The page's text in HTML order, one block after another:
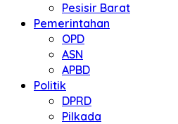
Pesisir Barat
Pemerintahan
OPD
ASN
APBD
Politik
DPRD
Pilkada